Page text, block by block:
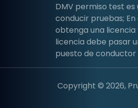
DMV permiso test es
conducir pruebas;
obtenga una licencia
licencia debe pasar
puesto de
Copyright © 2026,